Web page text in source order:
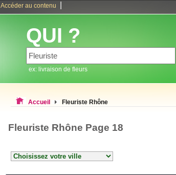
Accéder au contenu
QUI ?
ex: livraison de fleurs
Accueil Fleuriste Rhône
Fleuriste Rhône Page 18